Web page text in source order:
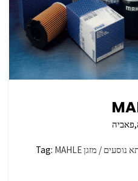
נוסעים / מזגן Tag: MAHLE